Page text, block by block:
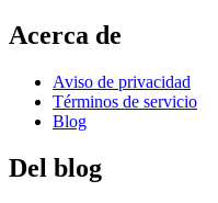
Acerca de
Aviso de privacidad
Términos de servicio
Blog
Del blog